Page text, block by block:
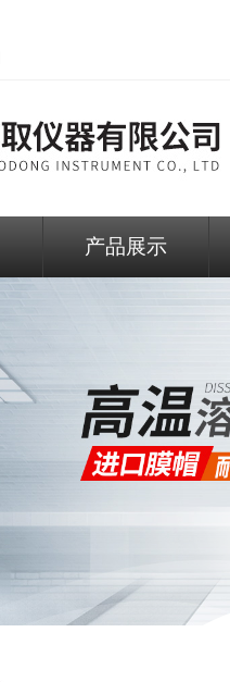
产品展示